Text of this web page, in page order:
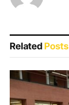
RelatedPosts